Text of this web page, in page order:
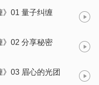
》01 量子纠缠
》02 分享秘密
03 眉心的光团